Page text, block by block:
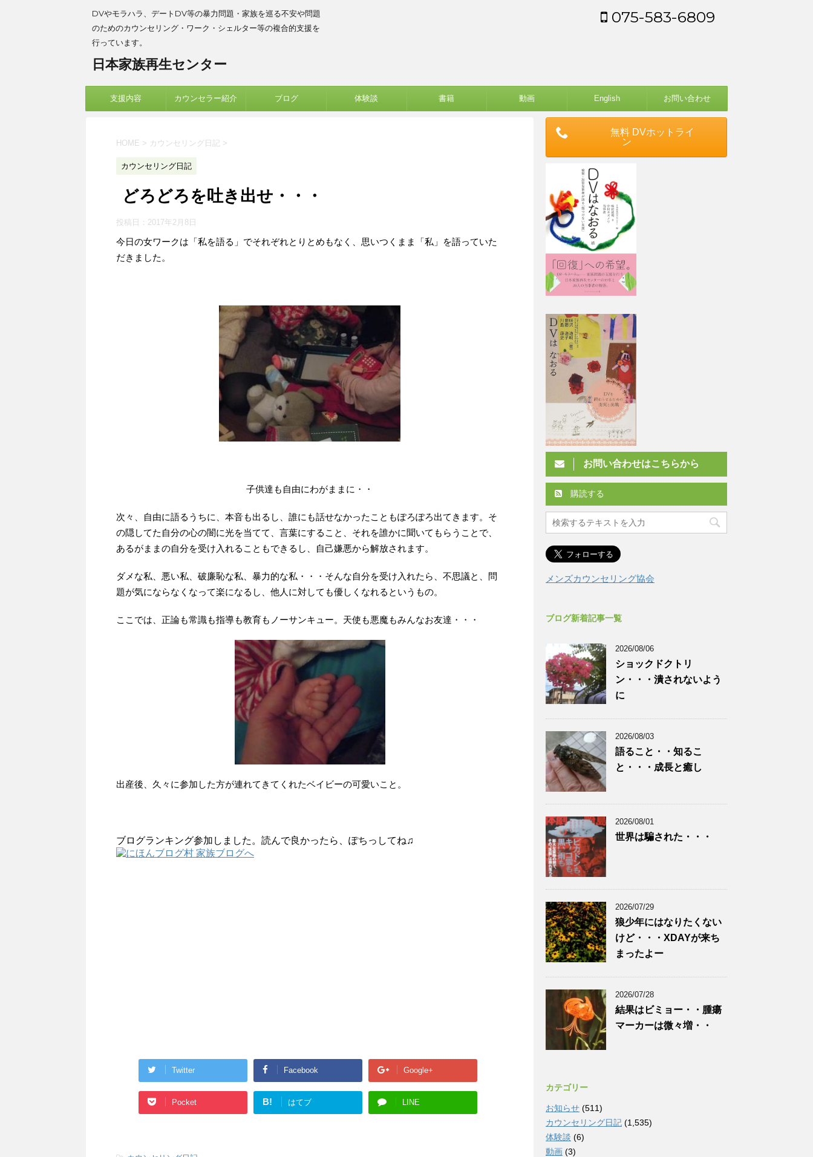
DVやモラハラ、デートDV等の暴力問題・家族を巡る不安や問題
のためのカウンセリング・ワーク・シェルター等の複合的支援を
行っています。
日本家族再生センター
075-583-6809
支援内容 カウンセラー紹介 ブログ 体験談 書籍 動画 English お問い合わせ
HOME > カウンセリング日記 >
カウンセリング日記
どろどろを吐き出せ・・・
投稿日： 2017年2月8日
今日の女ワークは「私を語る」でそれぞれとりとめもなく、思いつくまま「私」を語っていた
だきました。
子供達も自由にわがままに・・
次々、自由に語るうちに、本音も出るし、誰にも話せなかったこともぽろぽろ出てきます。そ
の隠してた自分の心の闇に光を当てて、言葉にすること、それを誰かに聞いてもらうことで、
あるがままの自分を受け入れることもできるし、自己嫌悪から解放されます。
ダメな私、悪い私、破廉恥な私、暴力的な私・・・そんな自分を受け入れたら、不思議と、問
題が気にならなくなって楽になるし、他人に対しても優しくなれるというもの。
ここでは、正論も常識も指導も教育もノーサンキュー。天使も悪魔もみんなお友達・・・
出産後、久々に参加した方が連れてきてくれたベイビーの可愛いこと。
ブログランキング参加しました。読んで良かったら、ぽちっしてね♫
Twitter Facebook Google+
Pocket B! はてブ LINE
無料 DVホットライ
ン
お問い合わせはこちらから
購読する
メンズカウンセリング協会
ブログ新着記事一覧
2026/08/06
ショックドクトリ
ン・・・潰されないよう
に
2026/08/03
語ること・・知るこ
と・・・成長と癒し
2026/08/01
世界は騙された・・・
2026/07/29
狼少年にはなりたくない
けど・・・XDAYが来ち
まったよー
2026/07/28
結果はビミョー・・腫瘍
マーカーは微々増・・
カテゴリー
お知らせ (511)
カウンセリング日記 (1,535)
体験談 (6)
動画 (3)